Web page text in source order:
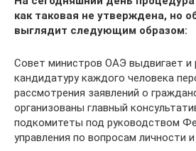
как таковая не утверждена, но
выглядит следующим образом:
Совет министров ОАЭ выдвигает и
кандидатуру каждого человека
рассмотрения заявлений о
организованы главный
подкомитеты под руководством
управления по вопросам личности